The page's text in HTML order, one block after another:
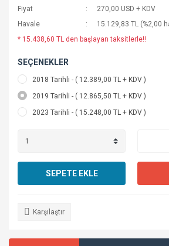
Fiyat
270,00 USD + KDV
Havale
15.129,83 TL (%2,00
* 15.438,60 TL den başlayan taksitlerle!!
SEÇENEKLER
2018 Tarihli - ( 12.389,00 TL + KDV )
2019 Tarihli - ( 12.865,50 TL + KDV )
2023 Tarihli - ( 15.248,00 TL + KDV )
SEPETE EKLE
Karşılaştır